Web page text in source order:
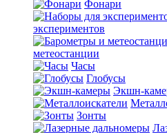
Фонари
экспериментов
метеостанции
Часы
Глобусы
Экшн-
Зонты